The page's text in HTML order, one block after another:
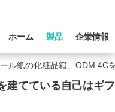
ホーム 製品 企業情報
ル紙の化粧品箱、ODM 4C
建てている自己はギ